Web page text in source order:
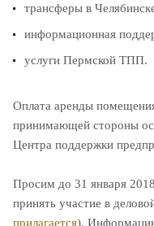
трансферы в
информационная
услуги Пермской ТПП.
Оплата аренды
принимающей стороны
Центра поддержки
Просим до 31 января
принять участие в
прилагается).